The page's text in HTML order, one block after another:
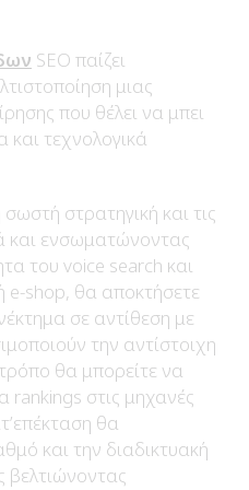
SEO παίζει
μιας
που θέλει να μπει
και τεχνολογικά
στρατηγική και τις
και ενσωματώνοντας
του voice search και
e-shop, θα αποκτήσετε
σε αντίθεση με
την αντίστοιχη
θα μπορείτε να
rankings στις μηχανές
θα
και την διαδικτυακή